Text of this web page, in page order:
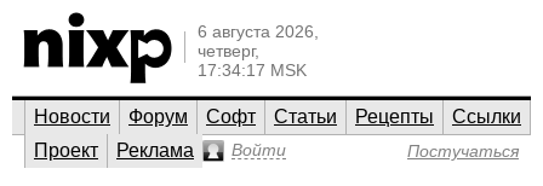
6 августа 2026,
четверг,
17:34:17 MSK
Новости Форум Софт Статьи Рецепты
Ссылки
Проект
Реклама Войти Постучаться